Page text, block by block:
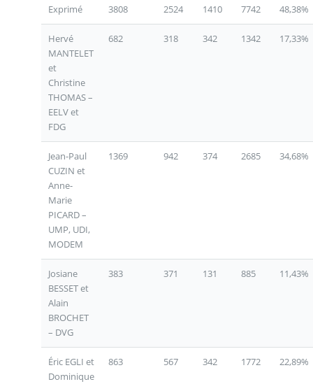
Exprimé 3808 2524 1410 7742 48,38%
Hervé
MANTELET
et
Christine
THOMAS –
EELV et
FDG
682 318 342 1342 17,33%
Jean-Paul
CUZIN et
Anne-
Marie
PICARD –
UMP, UDI,
MODEM
1369 942 374 2685 34,68%
Josiane
BESSET et
Alain
BROCHET
– DVG
383 371 131 885 11,43%
Éric EGLI et
Dominique
863 567 342 1772 22,89%